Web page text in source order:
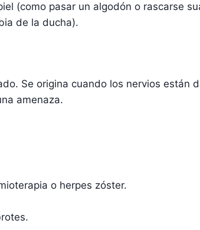
(como pasar un algodón o rascarse
de la ducha).
Se origina cuando los nervios están
amenaza.
o herpes zóster.